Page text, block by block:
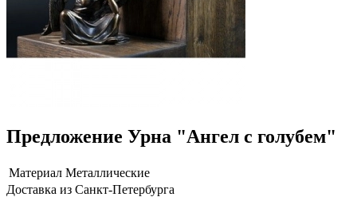
Предложение Урна "Ангел с голубем"
Материал Металлические
Доставка из Санкт-Петербурга